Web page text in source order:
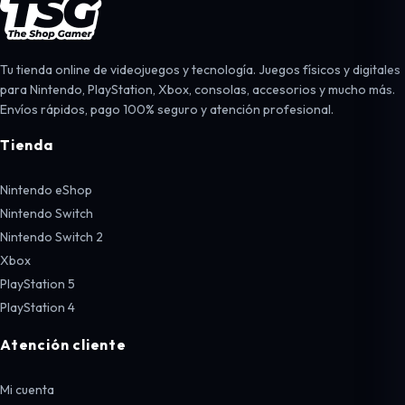
Tu tienda online de videojuegos y tecnología. Juegos físicos y digitales
para Nintendo, PlayStation, Xbox, consolas, accesorios y mucho más.
Envíos rápidos, pago 100% seguro y atención profesional.
Tienda
Nintendo eShop
Nintendo Switch
Nintendo Switch 2
Xbox
PlayStation 5
PlayStation 4
Atención cliente
Mi cuenta